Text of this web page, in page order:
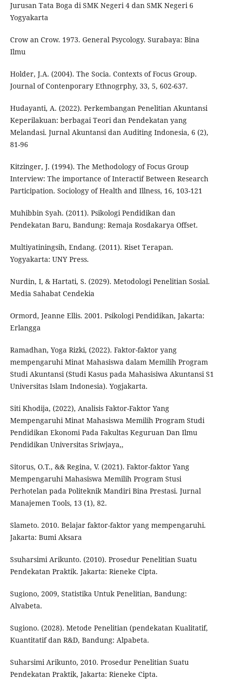
Jurusan Tata Boga di SMK Negeri 4 dan SMK Negeri 6
Yogyakarta
Crow an Crow. 1973. General Psycology. Surabaya: Bina
Ilmu
Holder, J.A. (2004). The Socia. Contexts of Focus Group.
Journal of Contenporary Ethnogrphy, 33, 5, 602-637.
Hudayanti, A. (2022). Perkembangan Penelitian Akuntansi
Keperilakuan: berbagai Teori dan Pendekatan yang
Melandasi. Jurnal Akuntansi dan Auditing Indonesia, 6 (2),
81-96
Kitzinger, J. (1994). The Methodology of Focus Group
Interview: The importance of Interactif Between Research
Participation. Sociology of Health and Illness, 16, 103-121
Muhibbin Syah. (2011). Psikologi Pendidikan dan
Pendekatan Baru, Bandung: Remaja Rosdakarya Offset.
Multiyatiningsih, Endang. (2011). Riset Terapan.
Yogyakarta: UNY Press.
Nurdin, I, & Hartati, S. (2029). Metodologi Penelitian Sosial.
Media Sahabat Cendekia
Ormord, Jeanne Ellis. 2001. Psikologi Pendidikan, Jakarta:
Erlangga
Ramadhan, Yoga Rizki, (2022). Faktor-faktor yang
mempengaruhi Minat Mahasiswa dalam Memilih Program
Studi Akuntansi (Studi Kasus pada Mahasisiwa Akuntansi S1
Universitas Islam Indonesia). Yogjakarta.
Siti Khodija, (2022), Analisis Faktor-Faktor Yang
Mempengaruhi Minat Mahasiswa Memilih Program Studi
Pendidikan Ekonomi Pada Fakultas Keguruan Dan Ilmu
Pendidikan Universitas Sriwjaya,,
Sitorus, O.T., && Regina, V. (2021). Faktor-faktor Yang
Mempengaruhi Mahasiswa Memilih Program Stusi
Perhotelan pada Politeknik Mandiri Bina Prestasi. Jurnal
Manajemen Tools, 13 (1), 82.
Slameto. 2010. Belajar faktor-faktor yang mempengaruhi.
Jakarta: Bumi Aksara
Ssuharsimi Arikunto. (2010). Prosedur Penelitian Suatu
Pendekatan Praktik. Jakarta: Rieneke Cipta.
Sugiono, 2009, Statistika Untuk Penelitian, Bandung:
Alvabeta.
Sugiono. (2028). Metode Penelitian (pendekatan Kualitatif,
Kuantitatif dan R&D, Bandung: Alpabeta.
Suharsimi Arikunto, 2010. Prosedur Penelitian Suatu
Pendekatan Praktik, Jakarta: Rieneke Cipta.